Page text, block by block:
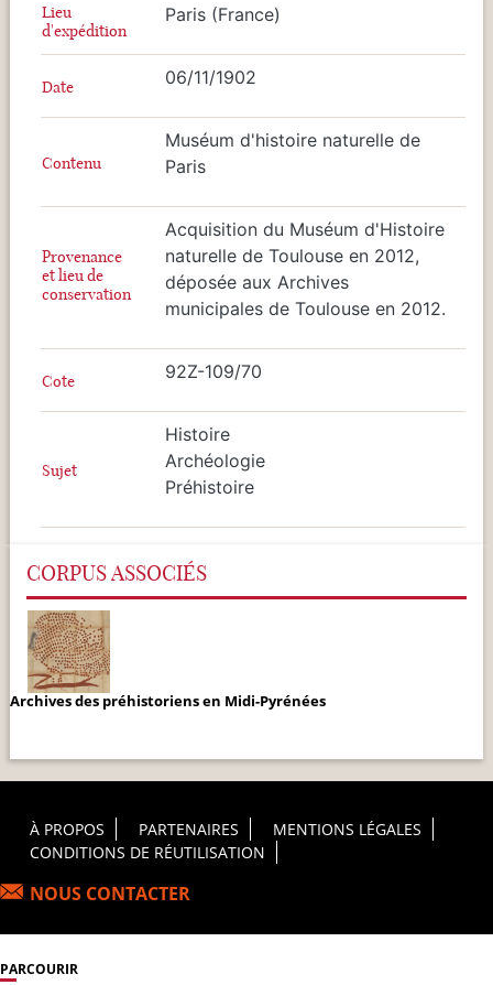
Lieu
d'expédition
Paris (France)
Date 06/11/1902
Contenu
Muséum d'histoire naturelle de
Paris
Provenance
et lieu de
conservation
Acquisition du Muséum d'Histoire
naturelle de Toulouse en 2012,
déposée aux Archives
municipales de Toulouse en 2012.
Cote 92Z-109/70
Sujet
Histoire
Archéologie
Préhistoire
CORPUS ASSOCIÉS
Archives des préhistoriens en Midi-Pyrénées
Footer Principal
À PROPOS PARTENAIRES
MENTIONS LÉGALES
CONDITIONS DE RÉUTILISATION
NOUS CONTACTER
PARCOURIR